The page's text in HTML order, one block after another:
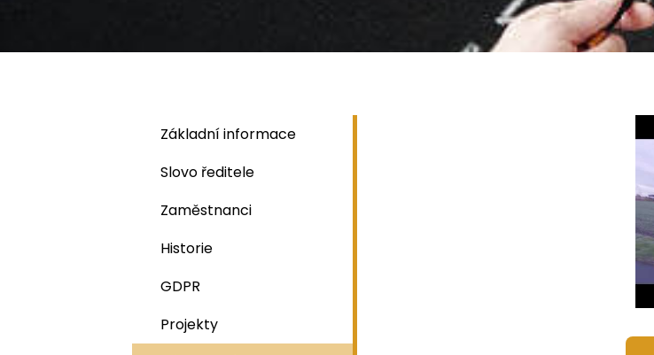
Základní informace
Slovo ředitele
Zaměstnanci
Historie
GDPR
Projekty